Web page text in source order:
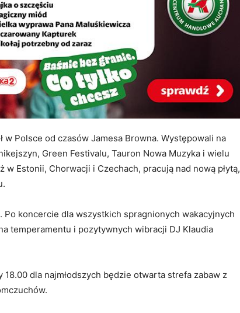
w Polsce od czasów Jamesa Browna. Występowali na
Green Festivalu, Tauron Nowa Muzyka i wielu
Estonii, Chorwacji i Czechach, pracują nad nową płytą,
koncercie dla wszystkich spragnionych wakacyjnych
temperamentu i pozytywnych wibracji DJ Klaudia
dla najmłodszych będzie otwarta strefa zabaw z